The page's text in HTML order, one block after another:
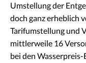
Umstellung der
doch ganz erheblich
Tarifumstellung und
mittlerweile 16
bei den